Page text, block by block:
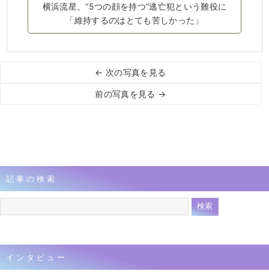
横浜流星、“5つの顔を持つ”逃亡犯という難役に
「維持するのはとても苦しかった」
← 次の写真を見る
前の写真を見る →
記事の検索
インタビュー